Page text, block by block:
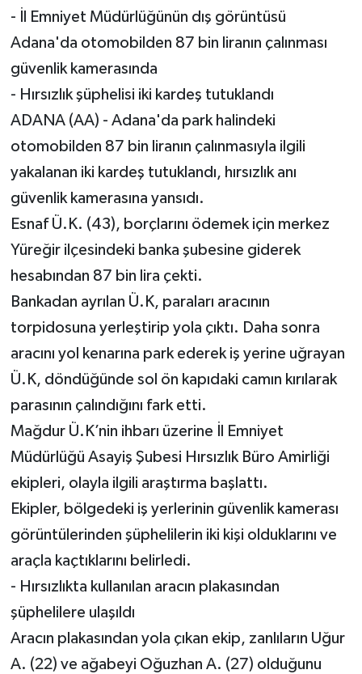
- İl Emniyet Müdürlüğünün dış görüntüsü
Adana'da otomobilden 87 bin liranın çalınması
güvenlik kamerasında
- Hırsızlık şüphelisi iki kardeş tutuklandı
ADANA (AA) - Adana'da park halindeki
otomobilden 87 bin liranın çalınmasıyla ilgili
yakalanan iki kardeş tutuklandı, hırsızlık anı
güvenlik kamerasına yansıdı.
Esnaf Ü.K. (43), borçlarını ödemek için merkez
Yüreğir ilçesindeki banka şubesine giderek
hesabından 87 bin lira çekti.
Bankadan ayrılan Ü.K, paraları aracının
torpidosuna yerleştirip yola çıktı. Daha sonra
aracını yol kenarına park ederek iş yerine uğrayan
Ü.K, döndüğünde sol ön kapıdaki camın kırılarak
parasının çalındığını fark etti.
Mağdur Ü.K’nin ihbarı üzerine İl Emniyet
Müdürlüğü Asayiş Şubesi Hırsızlık Büro Amirliği
ekipleri, olayla ilgili araştırma başlattı.
Ekipler, bölgedeki iş yerlerinin güvenlik kamerası
görüntülerinden şüphelilerin iki kişi olduklarını ve
araçla kaçtıklarını belirledi.
- Hırsızlıkta kullanılan aracın plakasından
şüphelilere ulaşıldı
Aracın plakasından yola çıkan ekip, zanlıların Uğur
A. (22) ve ağabeyi Oğuzhan A. (27) olduğunu